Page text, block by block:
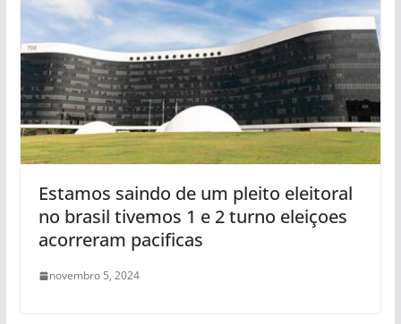
Estamos saindo de um pleito eleitoral
no brasil tivemos 1 e 2 turno eleiçoes
acorreram pacificas
novembro 5, 2024